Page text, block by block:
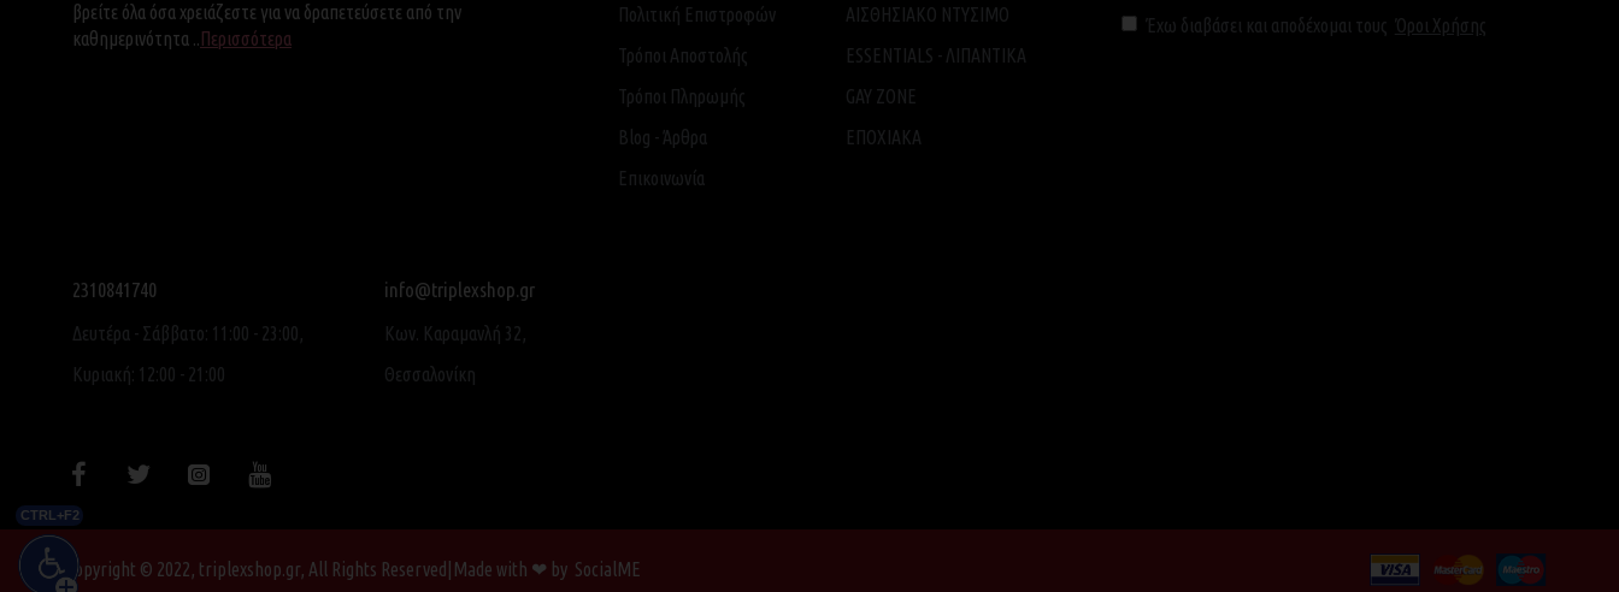
CTRL+F2
βρείτε όλα όσα χρειάζεστε για να δραπετεύσετε από την
καθημερινότητα .. Περισσότερα
Πολιτική Επιστροφών
Τρόποι Αποστολής
Τρόποι Πληρωμής
Blog - Άρθρα
Επικοινωνία
ΑΙΣΘΗΣΙΑΚΟ ΝΤΥΣΙΜΟ
ESSENTIALS - ΛΙΠΑΝΤΙΚΑ
GAY ZONE
ΕΠΟΧΙΑΚΑ
Έχω διαβάσει και αποδέχομαι τους Όροι Χρήσης
2310841740
Δευτέρα - Σάββατο: 11:00 - 23:00,
Κυριακή: 12:00 - 21:00
info@triplexshop.gr
Κων. Καραμανλή 32,
Θεσσαλονίκη
Copyright © 2022, triplexshop.gr, All Rights Reserved|Made with ❤ by SocialME